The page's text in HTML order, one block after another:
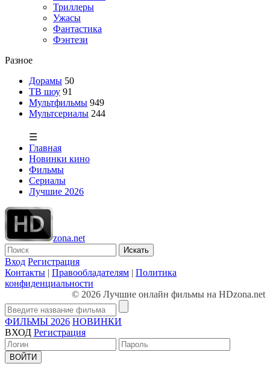
Триллеры
Ужасы
Фантастика
Фэнтези
Разное
Дорамы 50
ТВ шоу 91
Мультфильмы 949
Мультсериалы 244
☰
Главная
Новинки кино
Фильмы
Сериалы
Лучшие 2026
zona.net
Искать
Вход Регистрация
Контакты | Правообладателям | Политика
конфиденциальности
© 2026 Лучшие онлайн фильмы на HDzona.net
ФИЛЬМЫ 2026 НОВИНКИ
ВХОД Регистрация